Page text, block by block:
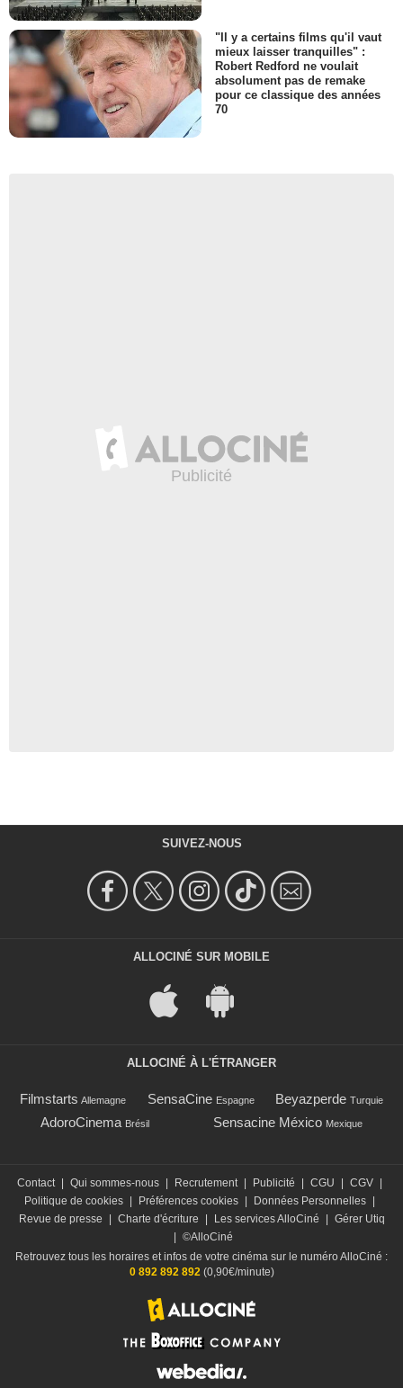
"Il y a certains films qu'il vaut
mieux laisser tranquilles" :
Robert Redford ne voulait
absolument pas de remake
pour ce classique des années
70
SUIVEZ-NOUS
ALLOCINÉ SUR MOBILE
ALLOCINÉ À L'ÉTRANGER
Filmstarts Allemagne SensaCine Espagne Beyazperde Turquie
AdoroCinema Brésil Sensacine México Mexique
Contact Qui sommes-nous Recrutement Publicité CGU CGV
Politique de cookies
Préférences cookies Données Personnelles
Revue de presse
Charte d'écriture Les services AlloCiné
Gérer Utiq
©AlloCiné
Retrouvez tous les horaires et infos de votre cinéma sur le numéro AlloCiné :
0 892 892 892(0,90€/minute)